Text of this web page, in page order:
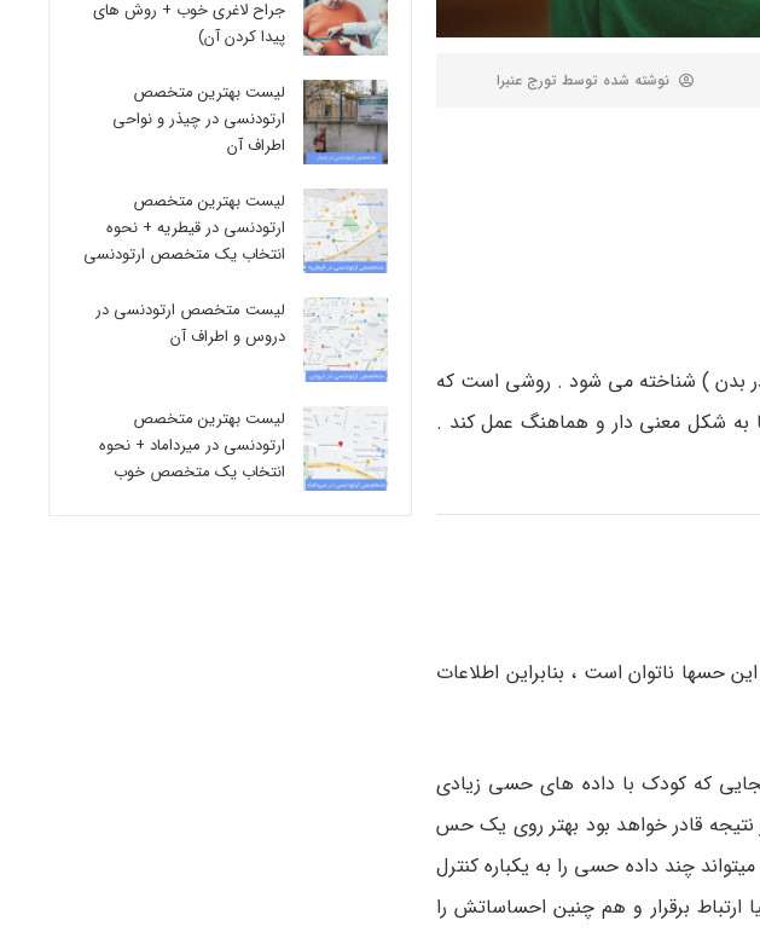
نوشته شده توسط تورج عنبرا
بدن ) شناخته می شود . روشی است که
شکل معنی دار و هماهنگ عمل کند .
حسها ناتوان است ، بنابراین اطلاعات
که کودک با داده های حسی زیادی
نتیجه قادر خواهد بود بهتر روی یک حس
چند داده حسی را به یکباره کنترل
برقرار و هم چنین احساساتش را
جراح لاغری خوب + روش های
پیدا کردن آن)
لیست بهترین متخصص
ارتودنسی در چیذر و نواحی
اطراف آن
لیست بهترین متخصص
ارتودنسی در قیطریه + نحوه
انتخاب یک متخصص ارتودنسی
لیست متخصص ارتودنسی در
دروس و اطراف آن
لیست بهترین متخصص
ارتودنسی در میرداماد + نحوه
انتخاب یک متخصص خوب